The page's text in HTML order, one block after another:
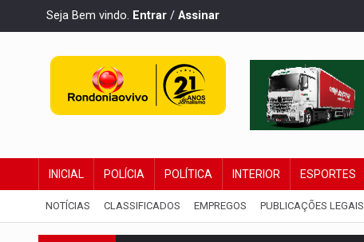
Seja Bem vindo. Entrar / Assinar
INICIAL POLÍCIA POLÍTICA INTERIOR ESPORTES
NOTÍCIAS CLASSIFICADOS EMPREGOS PUBLICAÇÕES LEGAIS